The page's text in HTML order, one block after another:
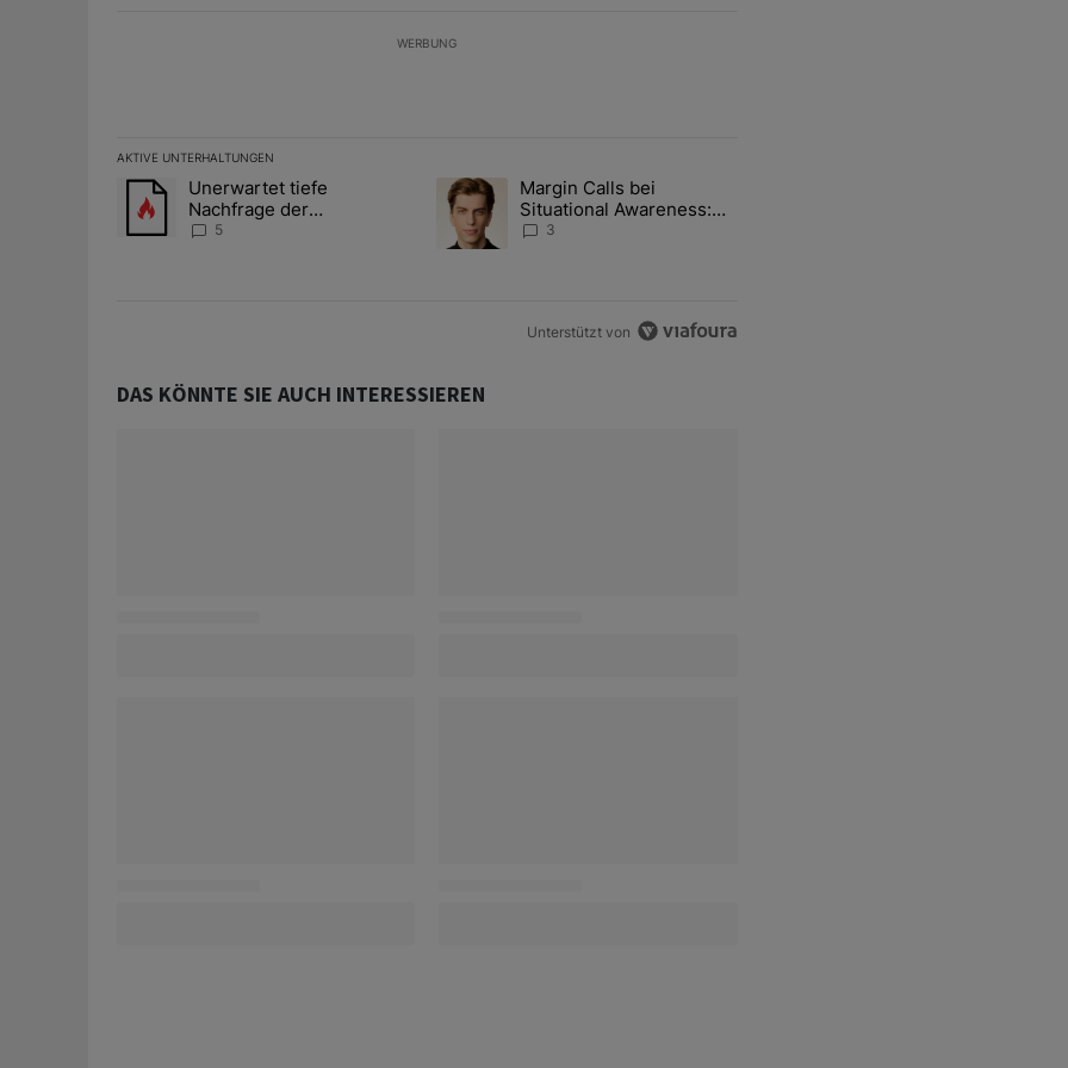
WERBUNG
AKTIVE UNTERHALTUNGEN
Das Folgende ist eine Liste der am meisten kommentierten Artikel der letzten 7 days.
Ein Trendartikel mit dem Titel "Unerwartet tiefe Nachfrage der Zentralbanken könnte Goldpreis weiter belasten" mit 5
Unerwartet tiefe
Nachfrage der
Zentralbanken könnte
5
Ein Trendartikel mit dem Titel "Margin Calls bei Situational Awareness: Alles
Margin Calls bei
Situational Awareness:
Alles über den Retter-
3
Unterstützt von
DAS KÖNNTE SIE AUCH INTERESSIEREN